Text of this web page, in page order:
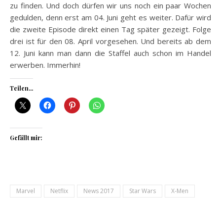
zu finden. Und doch dürfen wir uns noch ein paar Wochen
gedulden, denn erst am 04. Juni geht es weiter. Dafür wird
die zweite Episode direkt einen Tag später gezeigt. Folge
drei ist für den 08. April vorgesehen. Und bereits ab dem
12. Juni kann man dann die Staffel auch schon im Handel
erwerben. Immerhin!
Teilen...
Gefällt mir:
Marvel Netflix News 2017 Star Wars X-Men